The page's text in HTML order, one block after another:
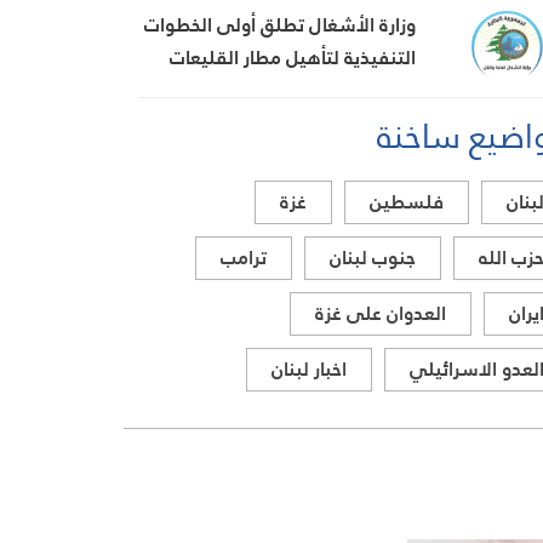
وزارة الأشغال تطلق أولى الخطوات
التنفيذية لتأهيل مطار القليعات
ساخنة
لبنان فلسطين
غزة
حزب الله
جنوب لبنان
ترامب
ايران
العدوان على غزة
العدو الاسرائيلي
اخبار لبنان